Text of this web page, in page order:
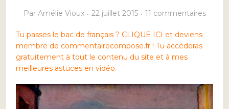
Par Amélie Vioux 22 juillet 2015 11 commentaires
Tu passes le bac de français ? CLIQUE ICI et deviens
membre de commentairecompose.fr ! Tu accèderas
gratuitement à tout le contenu du site et à mes
meilleures astuces en vidéo.